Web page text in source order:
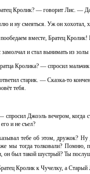
Кролик? — говорит Лис. —
и ну смеяться. Уж он хохотал,
вместе, Братец
и стал вынимать из золы
Кролика? — спросил
старик. — Сказка-то
тебя.
Джоэль вечером, когда
и не съел?
тебе об этом, дружок?
мы тогда толковали? Помню,
он был такой шустрый? Ты
Кролик к Чучелку, а